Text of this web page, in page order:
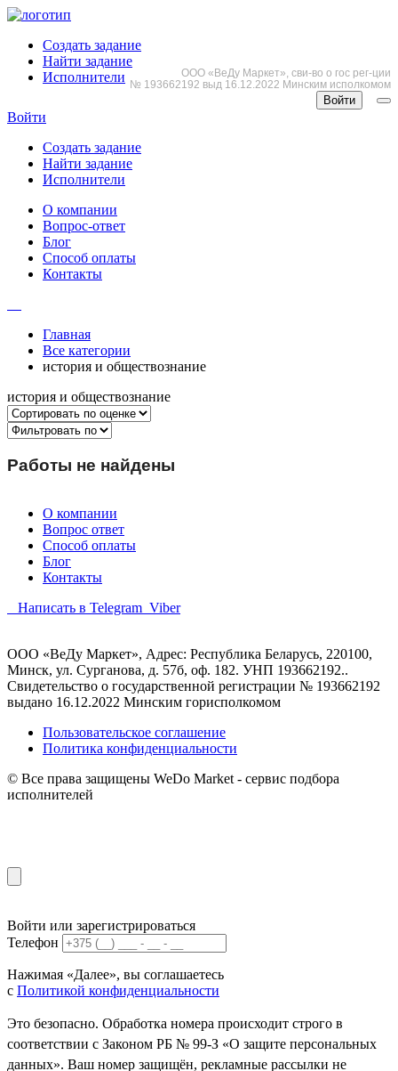
Создать задание
Найти задание
Исполнители
ООО «ВеДу Маркет», сви-во о гос рег-ции
№ 193662192 выд 16.12.2022 Минским исполкомом
Войти
Войти
Создать задание
Найти задание
Исполнители
О компании
Вопрос-ответ
Блог
Способ оплаты
Контакты
Главная
Все категории
история и обществознание
история и обществознание
Работы не найдены
О компании
Вопрос ответ
Способ оплаты
Блог
Контакты
Написать в Telegram Viber
ООО «ВеДу Маркет», Адрес: Республика Беларусь, 220100,
Минск, ул. Сурганова, д. 57б, оф. 182. УНП 193662192..
Свидетельство о государственной регистрации № 193662192
выдано 16.12.2022 Минским горисполкомом
Пользовательское соглашение
Политика конфиденциальности
© Все права защищены WeDo Market - сервис подбора
исполнителей
Войти или зарегистрироваться
Телефон
Нажимая «Далее», вы соглашаетесь
с Политикой конфиденциальности
Это безопасно. Обработка номера происходит строго в
соответствии с Законом РБ № 99-З «О защите персональных
данных». Ваш номер защищён, рекламные рассылки не